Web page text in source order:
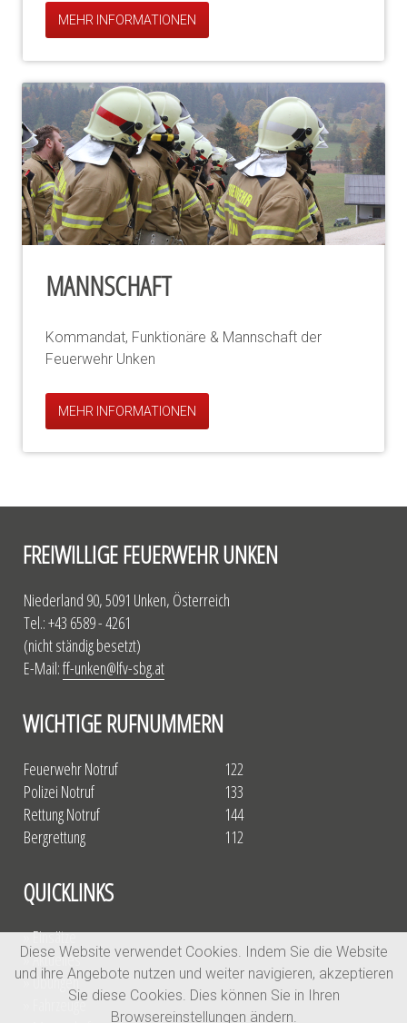
MEHR INFORMATIONEN
MANNSCHAFT
Kommandat, Funktionäre & Mannschaft der
Feuerwehr Unken
MEHR INFORMATIONEN
FREIWILLIGE FEUERWEHR UNKEN
Niederland 90, 5091 Unken, Österreich
Tel.: +43 6589 - 4261
(nicht ständig besetzt)
E-Mail:ff-unken@lfv-sbg.at
WICHTIGE RUFNUMMERN
Feuerwehr Notruf
Polizei Notruf
Rettung Notruf
Bergrettung
122
133
144
112
QUICKLINKS
» Einsätze
» Aktuelles
» Übungen
» Fahrzeuge
Diese Website verwendet Cookies. Indem Sie die Website
und ihre Angebote nutzen und weiter navigieren, akzeptieren
Sie diese Cookies. Dies können Sie in Ihren
Browsereinstellungen ändern.